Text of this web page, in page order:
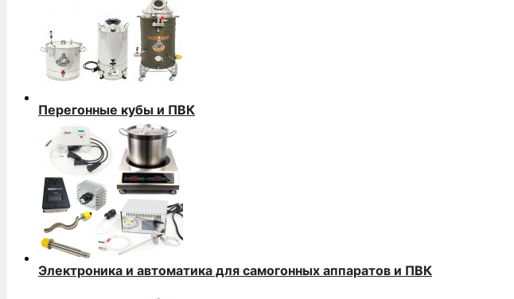
Перегонные кубы и ПВК
Электроника и автоматика для самогонных аппаратов и ПВК